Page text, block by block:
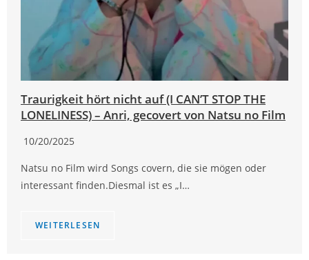
Traurigkeit hört nicht auf (I CAN’T STOP THE
LONELINESS) – Anri, gecovert von Natsu no Film
10/20/2025
Natsu no Film wird Songs covern, die sie mögen oder
interessant finden.Diesmal ist es „I…
WEITERLESEN